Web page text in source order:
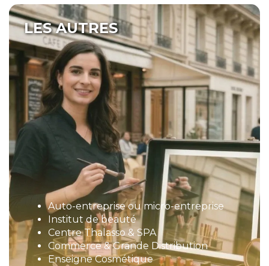
LES AUTRES
Auto-entreprise ou micro-entreprise
Institut de beauté
Centre Thalasso & SPA
Commerce & Grande Distribution
Enseigne Cosmétique